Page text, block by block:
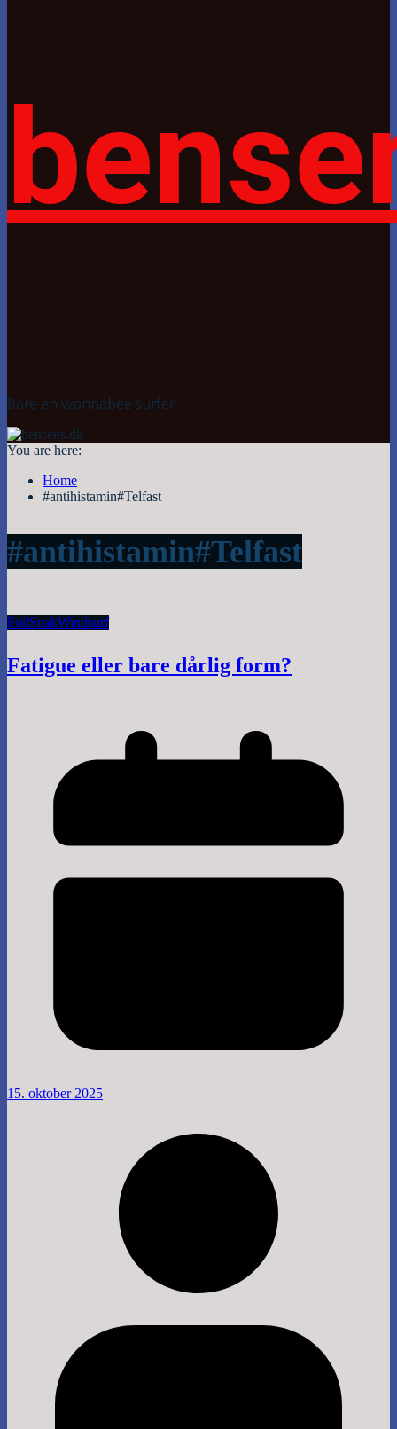
Bare en wannabee surfer
You are here:
Home
#antihistamin#Telfast
#antihistamin#Telfast
FoilSnakWindsurf
Fatigue eller bare dårlig form?
15. oktober 2025